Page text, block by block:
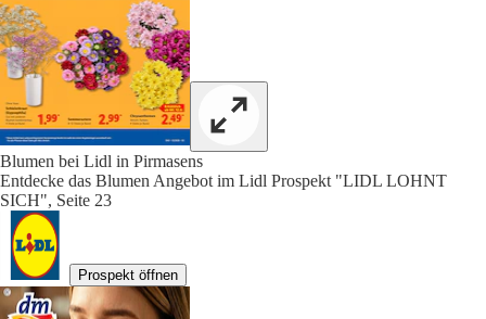
Blumen bei Lidl in Pirmasens
Entdecke das Blumen Angebot im Lidl Prospekt "LIDL LOHNT
SICH", Seite 23
Prospekt öffnen